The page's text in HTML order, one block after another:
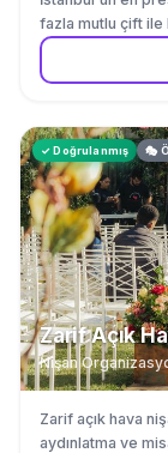
fazla mutlu çift
dönüştürüyoruz.
tüm detaylar
✓ Doğrulanmış 🎭
Zarif Açık
Nişan
Zarif açık hava
aydınlatma ve